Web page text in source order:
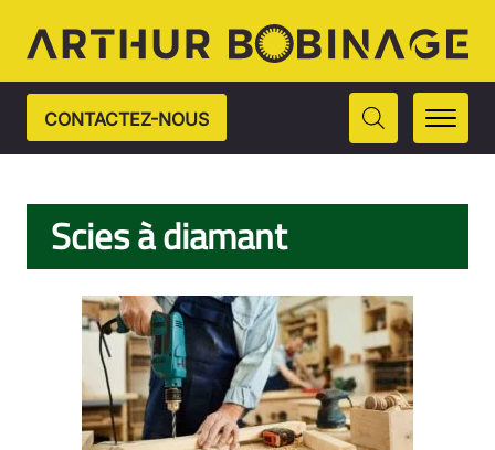
CONTACTEZ-NOUS
Scies à diamant